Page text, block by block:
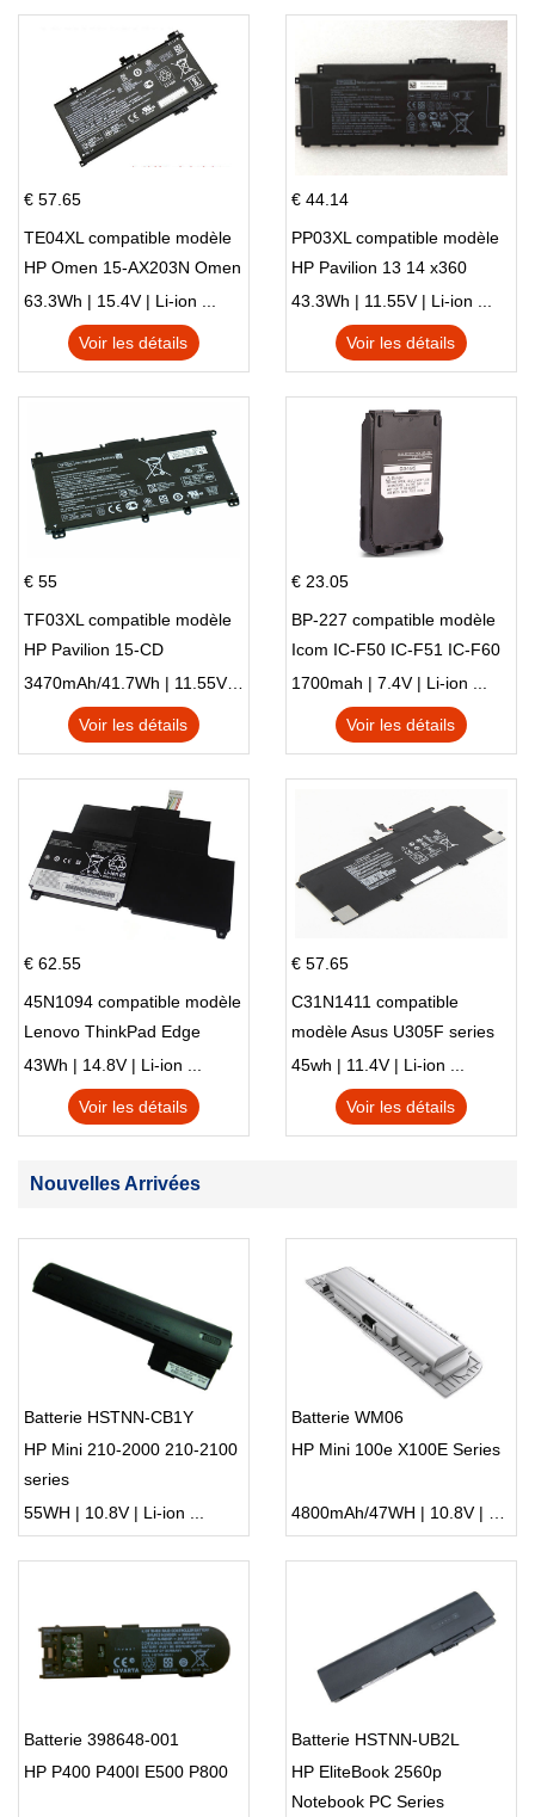
€ 57.65
TE04XL compatible modèle
HP Omen 15-AX203N Omen
15 Series Pavilion 15 Series
63.3Wh | 15.4V | Li-ion ...
Voir les détails
€ 44.14
PP03XL compatible modèle
HP Pavilion 13 14 x360
L83388-AC1 L83388-421
HSTNN-LB8S M01118-421
M01144-005 13-BB 14-DV
43.3Wh | 11.55V | Li-ion ...
Voir les détails
€ 55
TF03XL compatible modèle
HP Pavilion 15-CD
3470mAh/41.7Wh | 11.55V | Li-ion ...
Voir les détails
€ 23.05
BP-227 compatible modèle
Icom IC-F50 IC-F51 IC-F60
IC-F61 IC-M87
1700mah | 7.4V | Li-ion ...
Voir les détails
€ 62.55
45N1094 compatible modèle
Lenovo ThinkPad Edge
S230u Twist
43Wh | 14.8V | Li-ion ...
Voir les détails
€ 57.65
C31N1411 compatible
modèle Asus U305F series
45wh | 11.4V | Li-ion ...
Voir les détails
Nouvelles Arrivées
Batterie HSTNN-CB1Y
HP Mini 210-2000 210-2100
series
55WH | 10.8V | Li-ion ...
Batterie WM06
HP Mini 100e X100E Series
4800mAh/47WH | 10.8V | Li-ion ...
Batterie 398648-001
HP P400 P400I E500 P800
Batterie HSTNN-UB2L
HP EliteBook 2560p
Notebook PC Series